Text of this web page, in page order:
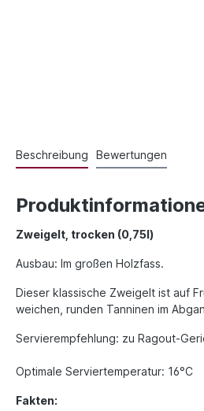
Beschreibung Bewertungen
Zweigelt trocken (0,75l)
Ausbau: Im großen Holzfass.
Dieser klassische Zweigelt ist auf
weichen, runden Tanninen im
Servierempfehlung: zu Ragout-
Optimale Serviertemperatur: 16°C
Fakten: